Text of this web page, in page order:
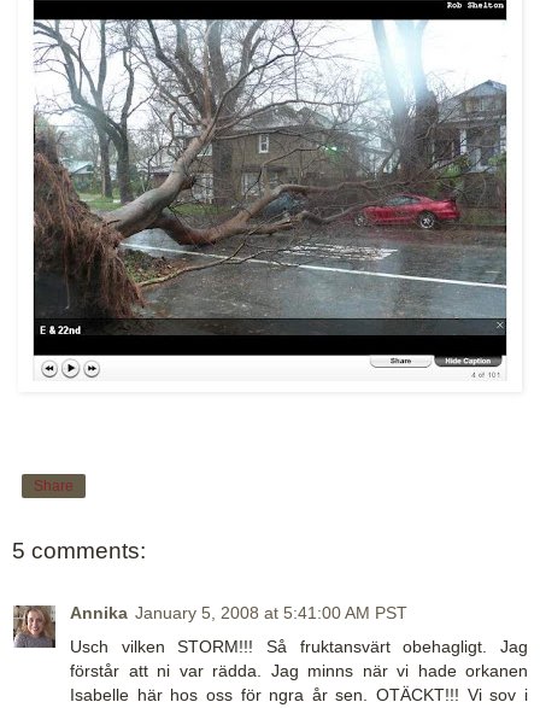
Share
5 comments:
Annika January 5, 2008 at 5:41:00 AM PST
Usch vilken STORM!!! Så fruktansvärt obehagligt. Jag
förstår att ni var rädda. Jag minns när vi hade orkanen
Isabelle här hos oss för ngra år sen. OTÄCKT!!! Vi sov i